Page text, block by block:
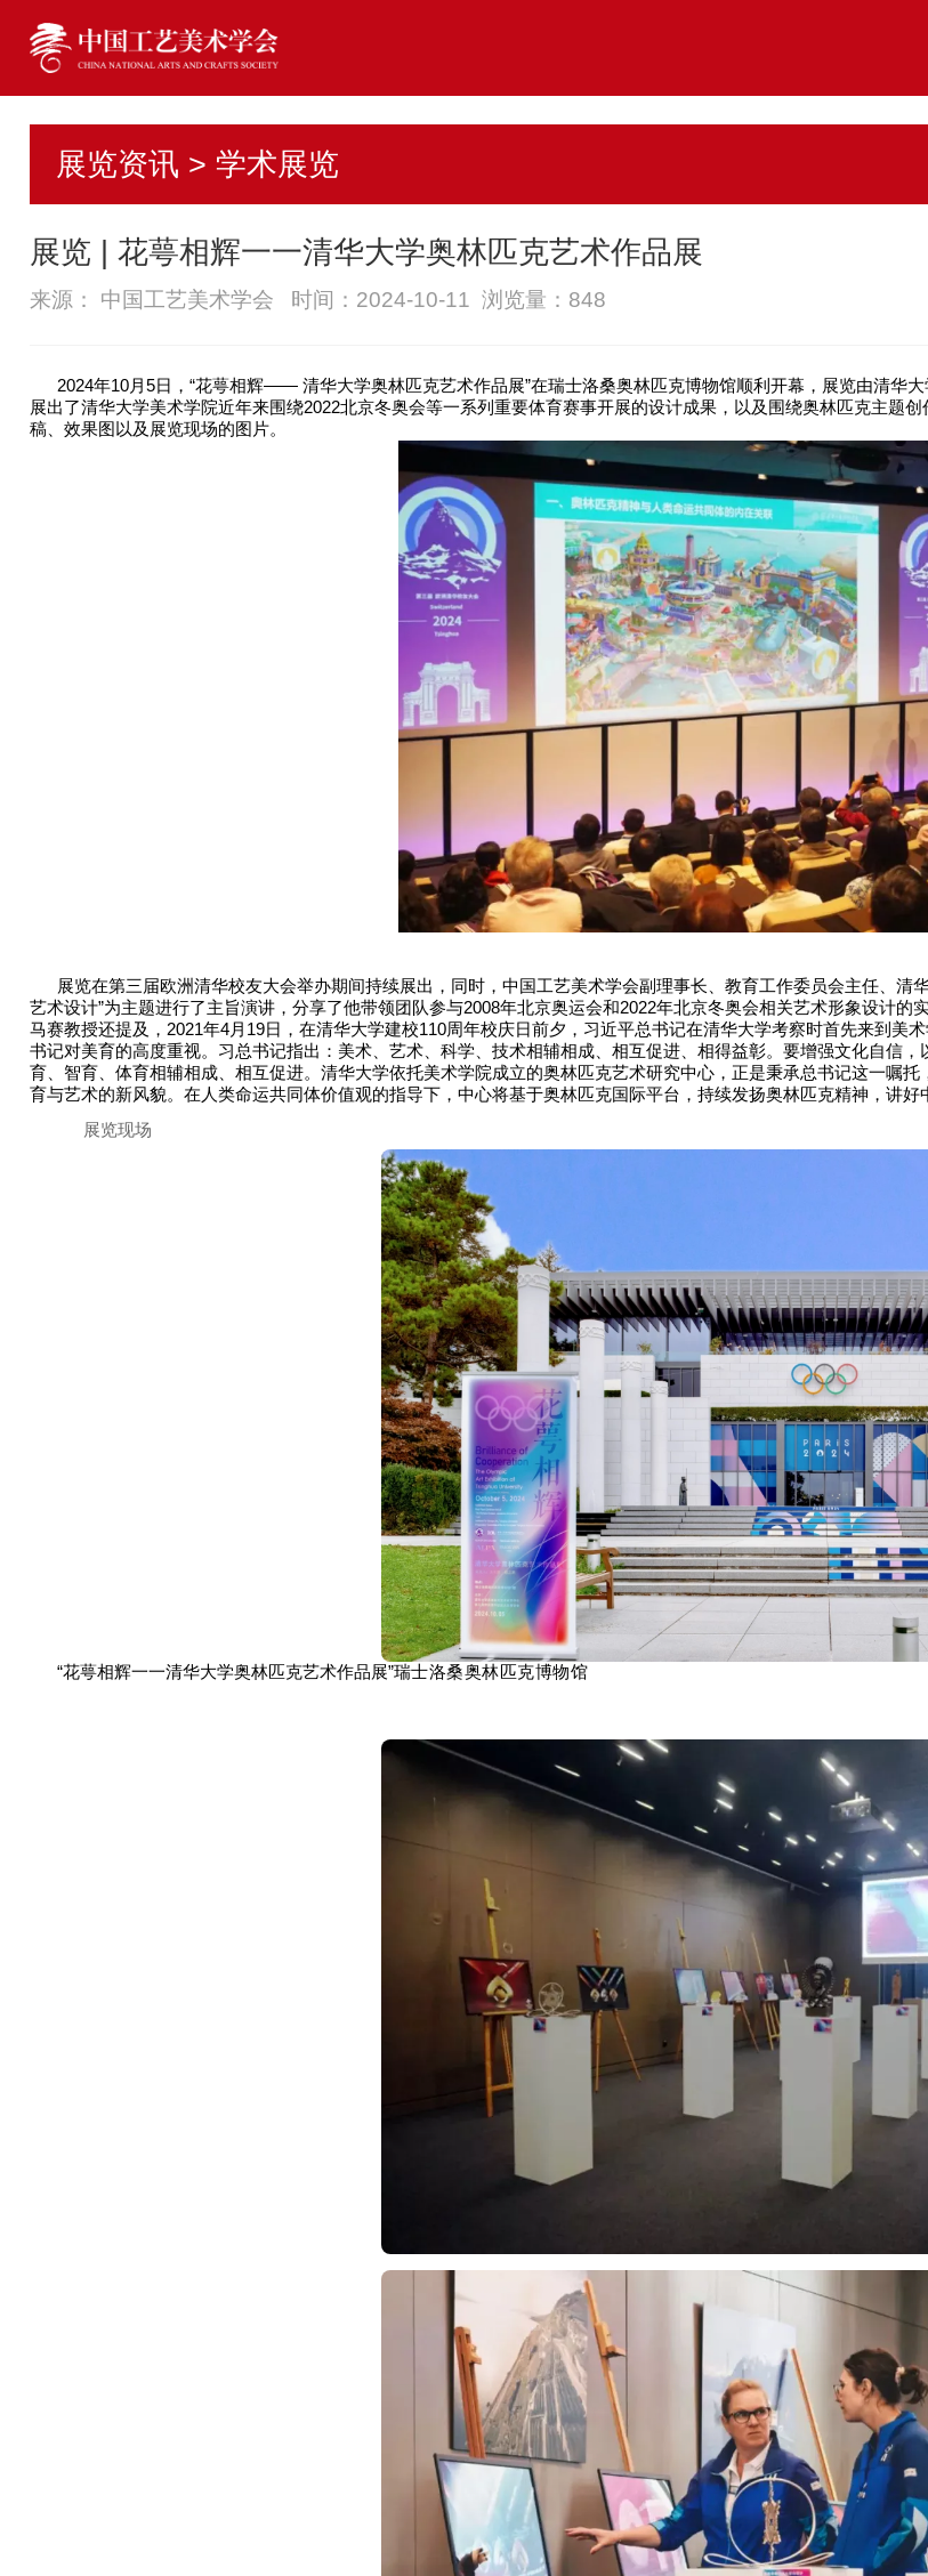
展览资讯 > 学术展览
展览 | 花萼相辉一一清华大学奥林匹克艺术作品展
来源： 中国工艺美术学会 时间：2024-10-11 浏览量： 848
2024年10月5日，“花萼相辉—— 清华大学奥林匹克艺术作品展”在瑞士洛桑奥林匹克博物馆顺利开幕，展览由清华
展出了清华大学美术学院近年来围绕2022北京冬奥会等一系列重要体育赛事开展的设计成果，以及围绕奥林匹克主题
稿、效果图以及展览现场的图片。
展览在第三届欧洲清华校友大会举办期间持续展出，同时，中国工艺美术学会副理事长、教育工作委员会主任、
艺术设计”为主题进行了主旨演讲，分享了他带领团队参与2008年北京奥运会和2022年北京冬奥会相关艺术形象设计的
马赛教授还提及，2021年4月19日，在清华大学建校110周年校庆日前夕，习近平总书记在清华大学考察时首先来到美
书记对美育的高度重视。习总书记指出：美术、艺术、科学、技术相辅相成、相互促进、相得益彰。要增强文化自信
育、智育、体育相辅相成、相互促进。清华大学依托美术学院成立的奥林匹克艺术研究中心，正是秉承总书记这一嘱
育与艺术的新风貌。在人类命运共同体价值观的指导下，中心将基于奥林匹克国际平台，持续发扬奥林匹克精神，讲好
展览现场
“花萼相辉一一清华大学奥林匹克艺术作品展”瑞士洛桑奥林匹克博物馆